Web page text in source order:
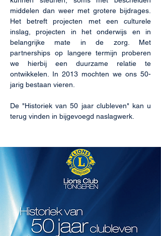
middelen dan weer met grotere bijdrages.
Het betreft projecten met een culturele
inslag, projecten in het onderwijs en in
belangrijke mate in de zorg. Met
partnerships op langere termijn proberen
we hierbij een duurzame relatie te
ontwikkelen. In 2013 mochten we ons 50-
jarig bestaan vieren.
De "Historiek van 50 jaar clubleven" kan u
terug vinden in bijgevoegd naslagwerk.